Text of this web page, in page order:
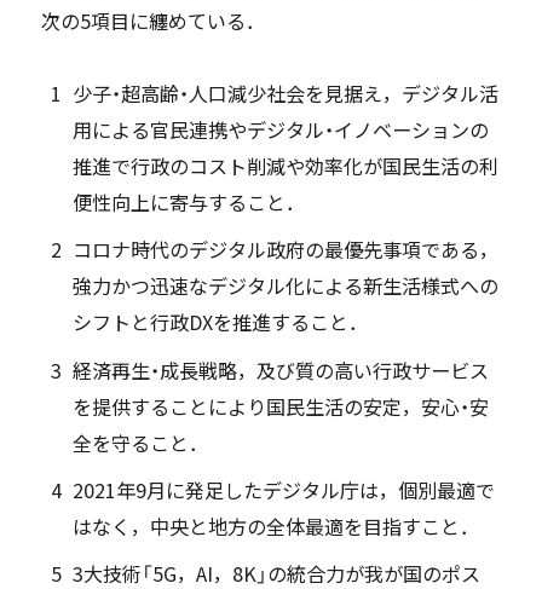
次の5項目に纏めている．
少子・超高齢・人口減少社会を見据え，デジタル活
用による官民連携やデジタル・イノベーションの
推進で行政のコスト削減や効率化が国民生活の利
便性向上に寄与すること．
コロナ時代のデジタル政府の最優先事項である，
強力かつ迅速なデジタル化による新生活様式への
シフトと行政DXを推進すること．
経済再生・成長戦略，及び質の高い行政サービス
を提供することにより国民生活の安定，安心・安
全を守ること．
2021年9月に発足したデジタル庁は，個別最適で
はなく，中央と地方の全体最適を目指すこと．
3大技術「5G，AI，8K」の統合力が我が国のポス